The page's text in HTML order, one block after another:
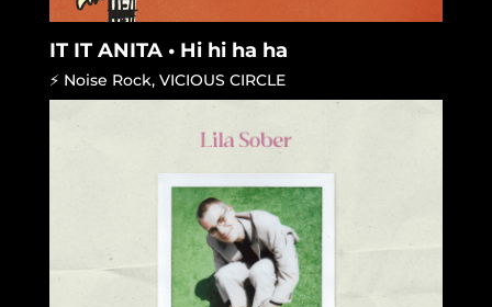
IT IT ANITA • Hi hi ha ha
⚡ Noise Rock, VICIOUS CIRCLE